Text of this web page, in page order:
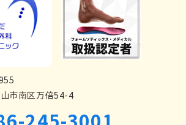
市南区万倍54-4